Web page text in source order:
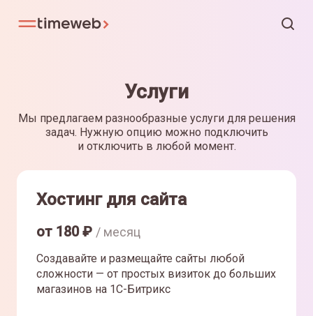
Услуги
Мы предлагаем разнообразные услуги для решения
задач. Нужную опцию можно подключить
и отключить в любой момент.
Хостинг для сайта
от 180₽ / месяц
Создавайте и размещайте сайты любой
сложности — от простых визиток до больших
магазинов на 1С-Битрикс